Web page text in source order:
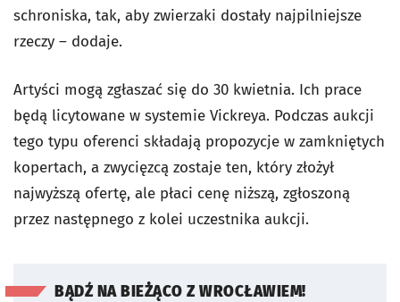
schroniska, tak, aby zwierzaki dostały najpilniejsze
rzeczy – dodaje.
Artyści mogą zgłaszać się do 30 kwietnia. Ich prace
będą licytowane w systemie Vickreya. Podczas aukcji
tego typu oferenci składają propozycje w zamkniętych
kopertach, a zwycięzcą zostaje ten, który złożył
najwyższą ofertę, ale płaci cenę niższą, zgłoszoną
przez następnego z kolei uczestnika aukcji.
BĄDŹ NA BIEŻĄCO Z WROCŁAWIEM!